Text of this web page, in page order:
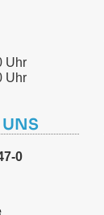
Uhr
Uhr
UNS
0